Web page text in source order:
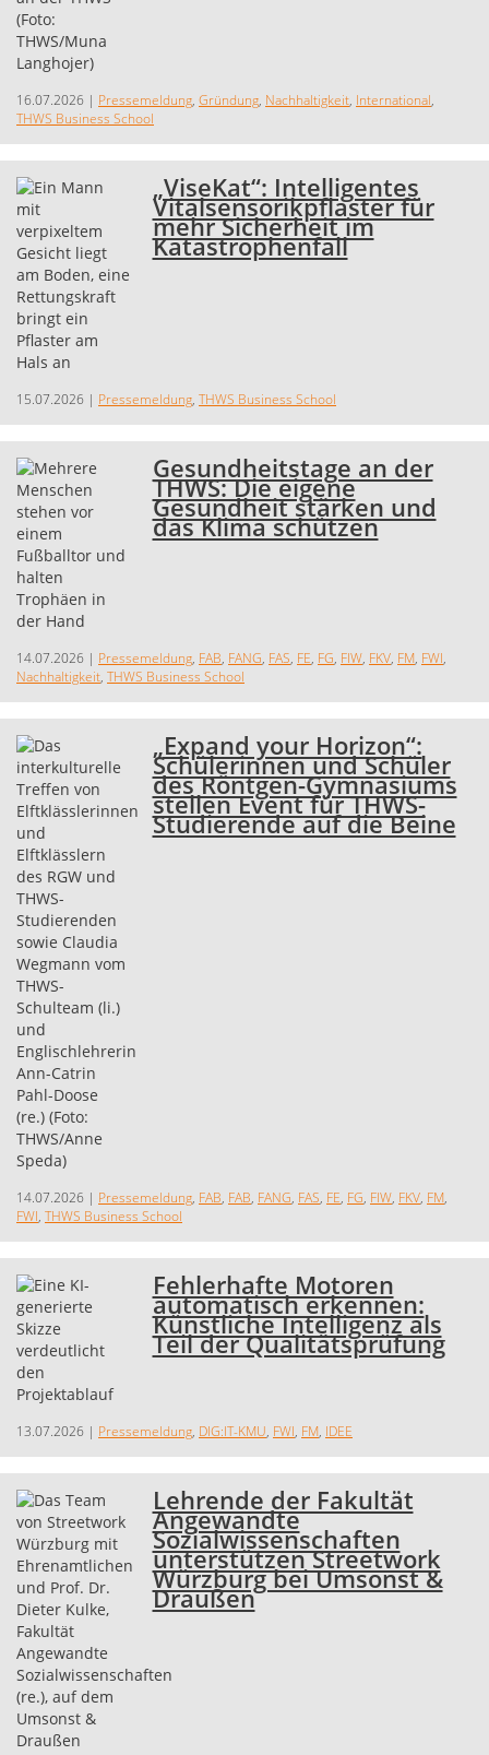
16.07.2026 | Pressemeldung, Gründung, Nachhaltigkeit, International,
THWS Business School
„ViseKat“: Intelligentes
Vitalsensorikpflaster für
mehr Sicherheit im
Katastrophenfall
15.07.2026 | Pressemeldung, THWS Business School
Gesundheitstage an der
THWS: Die eigene
Gesundheit stärken und
das Klima schützen
14.07.2026 | Pressemeldung, FAB, FANG, FAS, FE, FG, FIW, FKV, FM, FWI,
Nachhaltigkeit, THWS Business School
„Expand your Horizon“:
Schülerinnen und Schüler
des Röntgen-Gymnasiums
stellen Event für THWS-
Studierende auf die Beine
14.07.2026 | Pressemeldung, FAB, FAB, FANG, FAS, FE, FG, FIW, FKV, FM,
FWI, THWS Business School
Fehlerhafte Motoren
automatisch erkennen:
Künstliche Intelligenz als
Teil der Qualitätsprüfung
13.07.2026 | Pressemeldung, DIG:IT-KMU, FWI, FM, IDEE
Lehrende der Fakultät
Angewandte
Sozialwissenschaften
unterstützen Streetwork
Würzburg bei Umsonst &
Draußen